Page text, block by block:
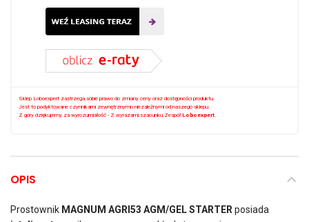
Sklep Loboexpert zastrzega sobie prawo do zmiany ceny oraz dostępności produktu.
Jest to podyktowane czynnikami zewnętrznymi i niezależnymi od naszego sklepu.
Z góry dziękujemy za wyrozumiałość - Z wyrazami szacunku Zespół Loboexpert
OPIS
Prostownik MAGNUM AGRI53 AGM/GEL STARTER posiada